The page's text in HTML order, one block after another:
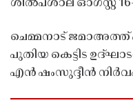
ശിൽപശാല ഓഗസ്റ്റ്
ചെമ്മനാട്
പുതിയ കെട്ടിട
എൻ ഷംസുദ്ദീൻ